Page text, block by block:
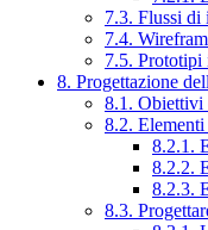
7.3. Flussi di
7.4.
7.5. Prototipi
8. Progettazione
8.1. Obiettivi
8.2. Elementi
8.2.1.
8.2.2.
8.2.3.
8.3.